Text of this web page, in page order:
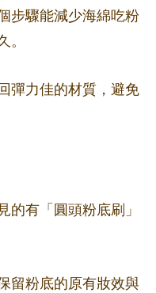
步驟能減少海綿吃粉
。
彈力佳的材質，避免
的有「圓頭粉底刷」
留粉底的原有妝效與